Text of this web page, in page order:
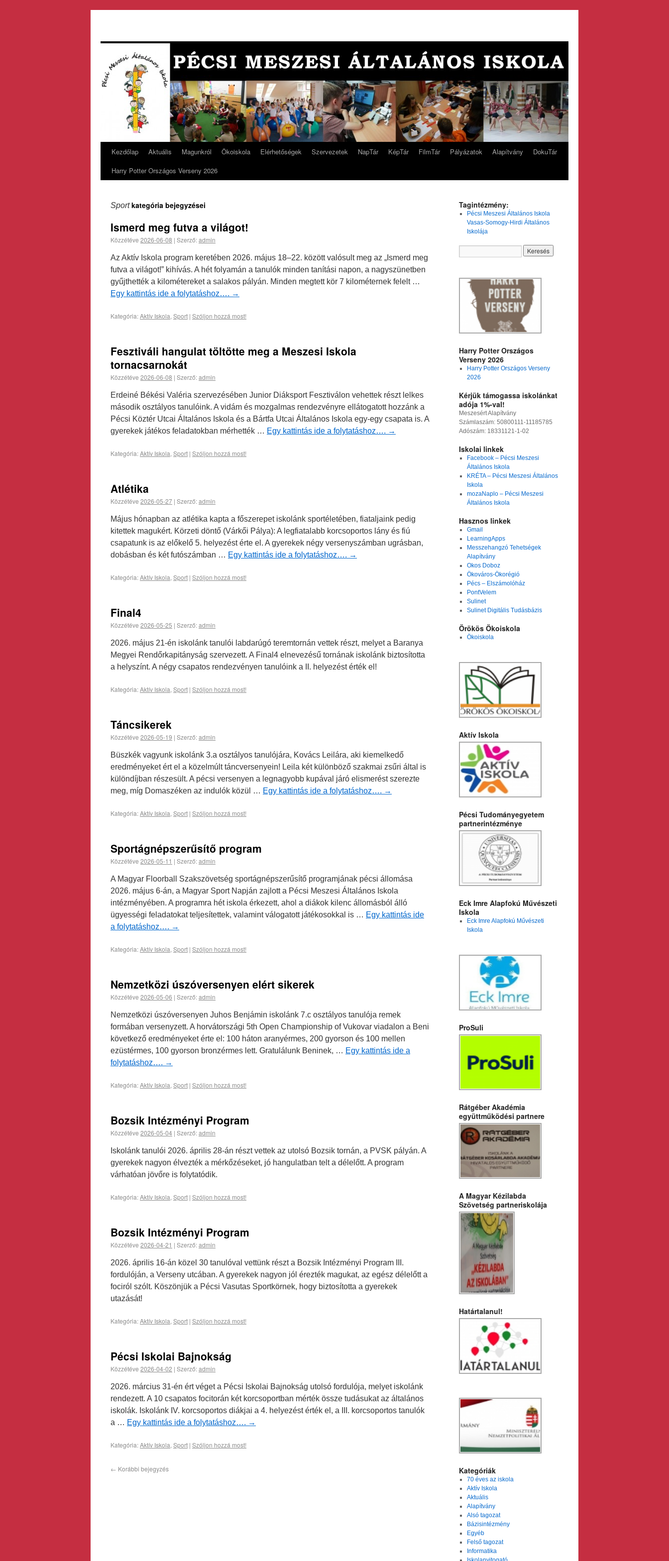
Kezdőlap Aktuális Magunkról Ökoiskola Elérhetőségek Szervezetek NapTár KépTár FilmTár Pályázatok Alapítvány
DokuTár
Harry Potter Országos Verseny 2026
Sportkategória bejegyzései
Ismerd meg futva a világot!
Közzétéve 2026-06-08 | Szerző:admin
Az Aktív Iskola program keretében 2026. május 18–22. között valósult meg az „Ismerd meg
futva a világot!” kihívás. A hét folyamán a tanulók minden tanítási napon, a nagyszünetben
gyűjthették a kilométereket a salakos pályán. Minden megtett kör 7 kilométernek felelt …
Egy kattintás ide a folytatáshoz…. →
Kategória:Aktív Iskola, Sport | Szóljon hozzá most!
Fesztiváli hangulat töltötte meg a Meszesi Iskola
tornacsarnokát
Közzétéve 2026-06-08 | Szerző:admin
Erdeiné Békési Valéria szervezésében Junior Diáksport Fesztiválon vehettek részt lelkes
második osztályos tanulóink. A vidám és mozgalmas rendezvényre ellátogatott hozzánk a
Pécsi Köztér Utcai Általános Iskola és a Bártfa Utcai Általános Iskola egy-egy csapata is. A
gyerekek játékos feladatokban mérhették … Egy kattintás ide a folytatáshoz…. →
Kategória:Aktív Iskola, Sport | Szóljon hozzá most!
Atlétika
Közzétéve 2026-05-27 | Szerző:admin
Május hónapban az atlétika kapta a főszerepet iskolánk sportéletében, fiataljaink pedig
kitettek magukért. Körzeti döntő (Várkői Pálya): A legfiatalabb korcsoportos lány és fiú
csapatunk is az előkelő 5. helyezést érte el. A gyerekek négy versenyszámban ugrásban,
dobásban és két futószámban … Egy kattintás ide a folytatáshoz…. →
Kategória:Aktív Iskola, Sport | Szóljon hozzá most!
Final4
Közzétéve 2026-05-25 | Szerző:admin
2026. május 21-én iskolánk tanulói labdarúgó teremtornán vettek részt, melyet a Baranya
Megyei Rendőrkapitányság szervezett. A Final4 elnevezésű tornának iskolánk biztosította
a helyszínt. A négy csapatos rendezvényen tanulóink a II. helyezést érték el!
Kategória:Aktív Iskola, Sport | Szóljon hozzá most!
Táncsikerek
Közzétéve 2026-05-19 | Szerző:admin
Büszkék vagyunk iskolánk 3.a osztályos tanulójára, Kovács Leilára, aki kiemelkedő
eredményeket ért el a közelmúlt táncversenyein! Leila két különböző szakmai zsűri által is
különdíjban részesült. A pécsi versenyen a legnagyobb kupával járó elismerést szerezte
meg, míg Domaszéken az indulók közül … Egy kattintás ide a folytatáshoz…. →
Kategória:Aktív Iskola, Sport | Szóljon hozzá most!
Sportágnépszerűsítő program
Közzétéve 2026-05-11 | Szerző:admin
A Magyar Floorball Szakszövetség sportágnépszerűsítő programjának pécsi állomása
2026. május 6-án, a Magyar Sport Napján zajlott a Pécsi Meszesi Általános Iskola
intézményében. A programra hét iskola érkezett, ahol a diákok kilenc állomásból álló
ügyességi feladatokat teljesítettek, valamint válogatott játékosokkal is … Egy kattintás ide
a folytatáshoz…. →
Kategória:Aktív Iskola, Sport | Szóljon hozzá most!
Nemzetközi úszóversenyen elért sikerek
Közzétéve 2026-05-06 | Szerző:admin
Nemzetközi úszóversenyen Juhos Benjámin iskolánk 7.c osztályos tanulója remek
formában versenyzett. A horvátországi 5th Open Championship of Vukovar viadalon a Beni
következő eredményeket érte el: 100 háton aranyérmes, 200 gyorson és 100 mellen
ezüstérmes, 100 gyorson bronzérmes lett. Gratulálunk Beninek, … Egy kattintás ide a
folytatáshoz…. →
Kategória:Aktív Iskola, Sport | Szóljon hozzá most!
Bozsik Intézményi Program
Közzétéve 2026-05-04 | Szerző:admin
Iskolánk tanulói 2026. április 28-án részt vettek az utolsó Bozsik tornán, a PVSK pályán. A
gyerekek nagyon élvezték a mérkőzéseket, jó hangulatban telt a délelőtt. A program
várhatóan jövőre is folytatódik.
Kategória:Aktív Iskola, Sport | Szóljon hozzá most!
Bozsik Intézményi Program
Közzétéve 2026-04-21 | Szerző:admin
2026. április 16-án közel 30 tanulóval vettünk részt a Bozsik Intézményi Program III.
fordulóján, a Verseny utcában. A gyerekek nagyon jól érezték magukat, az egész délelőtt a
fociról szólt. Köszönjük a Pécsi Vasutas Sportkörnek, hogy biztosította a gyerekek
utazását!
Kategória:Aktív Iskola, Sport | Szóljon hozzá most!
Pécsi Iskolai Bajnokság
Közzétéve 2026-04-02 | Szerző:admin
2026. március 31-én ért véget a Pécsi Iskolai Bajnokság utolsó fordulója, melyet iskolánk
rendezett. A 10 csapatos focitorán két korcsoportban mérték össze tudásukat az általános
iskolák. Iskolánk IV. korcsoportos diákjai a 4. helyezést érték el, a III. korcsoportos tanulók
a … Egy kattintás ide a folytatáshoz…. →
Kategória:Aktív Iskola, Sport | Szóljon hozzá most!
← Korábbi bejegyzés
Tagintézmény:
Pécsi Meszesi Általános Iskola
Vasas-Somogy-Hirdi Általános
Iskolája
Harry Potter Országos
Verseny 2026
Harry Potter Országos Verseny
2026
Kérjük támogassa iskolánkat
adója 1%-val!
Meszesért Alapítvány
Számlaszám: 50800111-11185785
Adószám: 18331121-1-02
Iskolai linkek
Facebook – Pécsi Meszesi
Általános Iskola
KRÉTA – Pécsi Meszesi Általános
Iskola
mozaNaplo – Pécsi Meszesi
Általános Iskola
Hasznos linkek
Gmail
LearningApps
Messzehangzó Tehetségek
Alapítvány
Okos Doboz
Ökováros-Ökorégió
Pécs – Elszámolóház
PontVelem
Sulinet
Sulinet Digitális Tudásbázis
Örökös Ökoiskola
Ökoiskola
Aktív Iskola
Pécsi Tudományegyetem
partnerintézménye
Eck Imre Alapfokú Művészeti
Iskola
Eck Imre Alapfokú Művészeti
Iskola
ProSuli
Rátgéber Akadémia
együttműködési partnere
A Magyar Kézilabda
Szövetség partneriskolája
Határtalanul!
Kategóriák
70 éves az iskola
Aktív Iskola
Aktuális
Alapítvány
Alsó tagozat
Bázisintézmény
Egyéb
Felső tagozat
Informatika